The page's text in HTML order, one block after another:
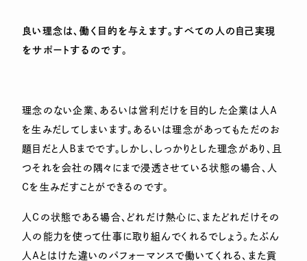
良い理念は、働く目的を与えます。すべての人の自己実現
をサポートするのです。
理念のない企業、あるいは営利だけを目的した企業は人Ａ
を生みだしてしまいます。あるいは理念があってもただのお
題目だと人Ｂまでです。しかし、しっかりとした理念があり、且
つそれを会社の隅々にまで浸透させている状態の場合、人
Ｃを生みだすことができるのです。
人Ｃの状態である場合、どれだけ熱心に、またどれだけその
人の能力を使って仕事に取り組んでくれるでしょう。たぶん
人Ａとはけた違いのパフォーマンスで働いてくれる、また貢